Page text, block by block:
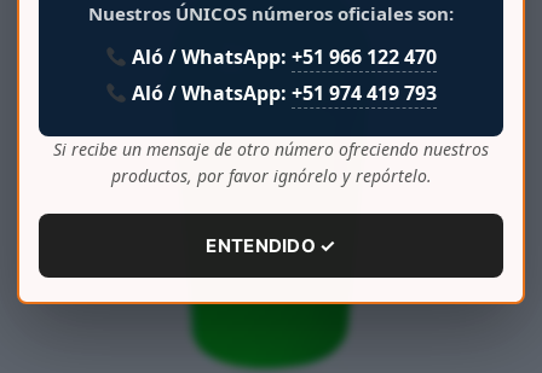
Nuestros ÚNICOS números oficiales son:
Aló / WhatsApp:+51 966 122 470
Aló / WhatsApp:+51 974 419 793
Si recibe un mensaje de otro número ofreciendo nuestros
productos, por favor ignórelo y repórtelo.
ENTENDIDO ✓